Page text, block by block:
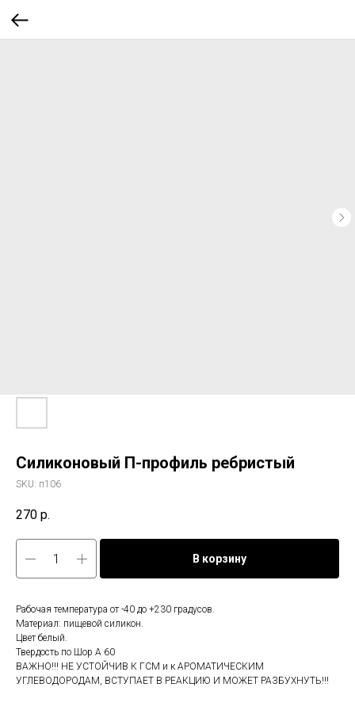
Силиконовый П-профиль ребристый
SKU: п106
270 р.
В корзину
Рабочая температура от -40 до +230 градусов.
Материал: пищевой силикон.
Цвет белый.
Твердость по Шор А 60
ВАЖНО!!! НЕ УСТОЙЧИВ К ГСМ и к АРОМАТИЧЕСКИМ
УГЛЕВОДОРОДАМ, ВСТУПАЕТ В РЕАКЦИЮ И МОЖЕТ РАЗБУХНУТЬ!!!